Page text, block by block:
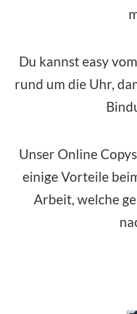
Du kannst easy
rund um die Uhr,
Unser Online
einige Vorteile
Arbeit, welche